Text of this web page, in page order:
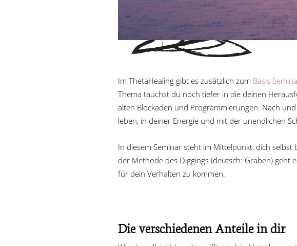
Im ThetaHealing gibt es zusätzlich zum Basis
Thema tauchst du noch tiefer in die deinen
alten Blockaden und Programmierungen. Nach
leben, in deiner Energie und mit der unendlichen
In diesem Seminar steht im Mittelpunkt, dich
der Methode des Diggings (deutsch: Graben)
für dein Verhalten zu kommen.
Die verschiedenen Anteile in dir